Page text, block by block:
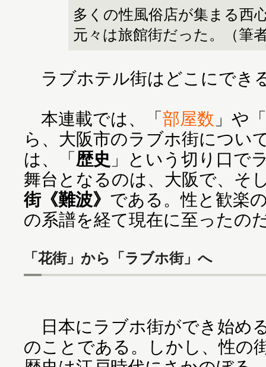
多くの性風俗店が集まる西
元々は旅館街だった。（筆
ラブホテル街はどこにで
本連載では、「部屋数 」や「
ら、大阪市のラブホ街につい
は、「歴史 」という切り口で
舞台となるのは、大阪で、そ
街《難波》 である。性と歓楽
の系譜を経て現在に至ったの
「花街」から「ラブホ街」へ
日本にラブホ街ができ始め
のことである。しかし、性の